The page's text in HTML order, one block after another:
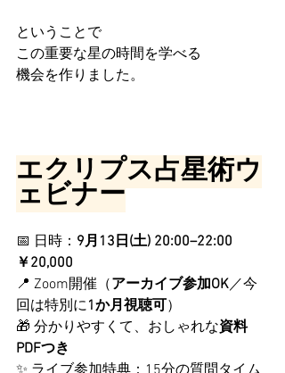
ということで
この重要な星の時間を学べる
機会を作りました。
エクリプス占星術ウ
ェビナー
📅 日時： 9月13日(土) 20:00–22:00
￥20,000
📍 Zoom開催（アーカイブ参加OK／今
回は特別に1か月視聴可 ）
🎁 分かりやすくて、おしゃれな資料
PDFつき